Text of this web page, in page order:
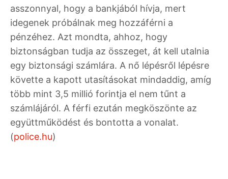
asszonnyal, hogy a bankjából hívja, mert
idegenek próbálnak meg hozzáférni a
pénzéhez. Azt mondta, ahhoz, hogy
biztonságban tudja az összeget, át kell utalnia
egy biztonsági számlára. A nő lépésről lépésre
követte a kapott utasításokat mindaddig, amíg
több mint 3,5 millió forintja el nem tűnt a
számlájáról. A férfi ezután megköszönte az
együttműködést és bontotta a vonalat.
(police.hu)